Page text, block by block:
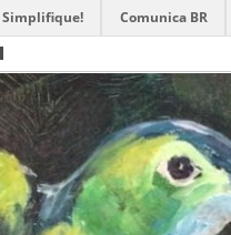
Simplifique! Comunica BR